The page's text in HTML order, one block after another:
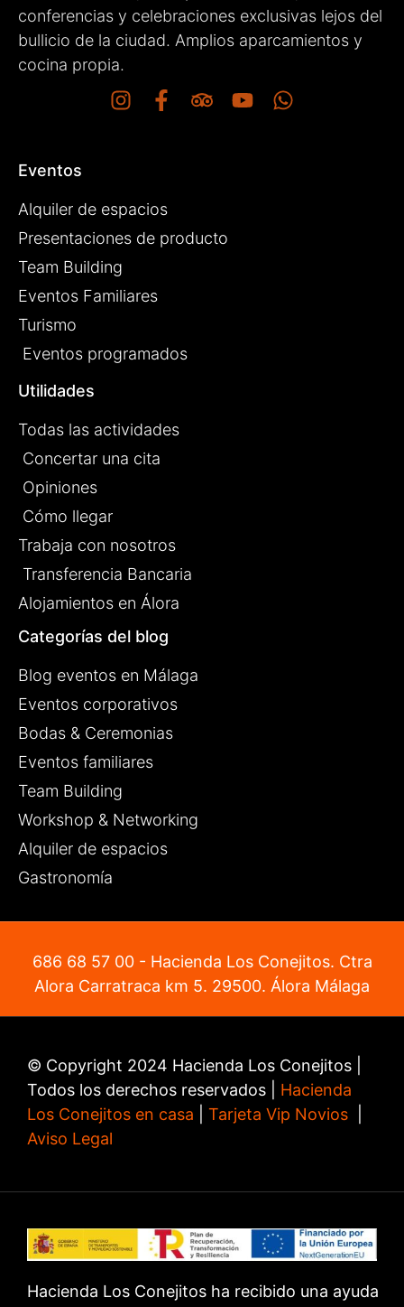
conferencias y celebraciones exclusivas lejos del
bullicio de la ciudad. Amplios aparcamientos y
cocina propia.
Eventos
Alquiler de espacios
Presentaciones de producto
Team Building
Eventos Familiares
Turismo
Eventos programados
Utilidades
Todas las actividades
Concertar una cita
Opiniones
Cómo llegar
Trabaja con nosotros
Transferencia Bancaria
Alojamientos en Álora
Categorías del blog
Blog eventos en Málaga
Eventos corporativos
Bodas & Ceremonias
Eventos familiares
Team Building
Workshop & Networking
Alquiler de espacios
Gastronomía
686 68 57 00- Hacienda Los Conejitos. Ctra
Alora Carratraca km 5. 29500. Álora Málaga
© Copyright 2024 Hacienda Los Conejitos |
Todos los derechos reservados | Hacienda
Los Conejitos en casa
Tarjeta Vip Novios
Aviso Legal
Hacienda Los Conejitos ha recibido una ayuda